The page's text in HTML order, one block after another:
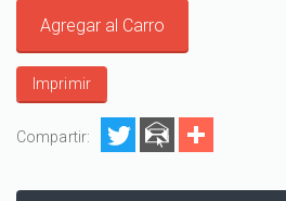
Agregar al Carro
Imprimir
Compartir: